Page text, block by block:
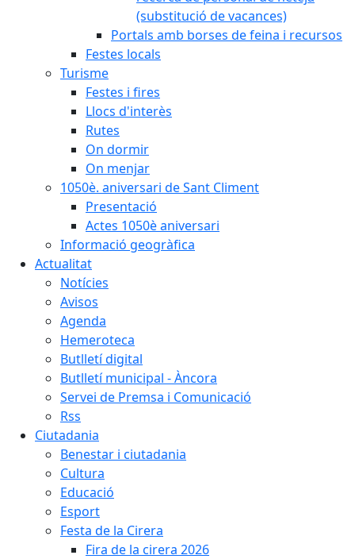
(substitució de vacances)
Portals amb borses de feina i recursos
Festes locals
Turisme
Festes i fires
Llocs d'interès
Rutes
On dormir
On menjar
1050è. aniversari de Sant Climent
Presentació
Actes 1050è aniversari
Informació geogràfica
Actualitat
Notícies
Avisos
Agenda
Hemeroteca
Butlletí digital
Butlletí municipal - Àncora
Servei de Premsa i Comunicació
Rss
Ciutadania
Benestar i ciutadania
Cultura
Educació
Esport
Festa de la Cirera
Fira de la cirera 2026